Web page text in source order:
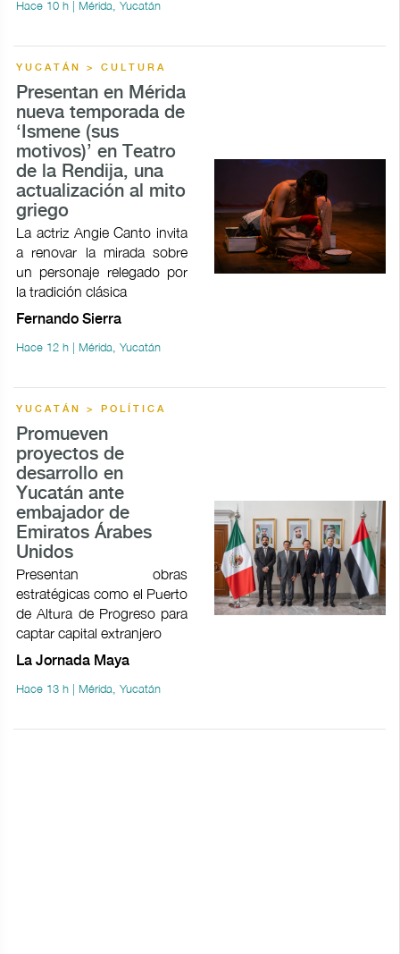
Hace 10 h | Mérida, Yucatán
YUCATÁN > CULTURA
Presentan en Mérida
nueva temporada de
‘Ismene (sus
motivos)’ en Teatro
de la Rendija, una
actualización al mito
griego
La actriz Angie Canto invita
a renovar la mirada sobre
un personaje relegado por
la tradición clásica
Fernando Sierra
Hace 12 h | Mérida, Yucatán
YUCATÁN > POLÍTICA
Promueven
proyectos de
desarrollo en
Yucatán ante
embajador de
Emiratos Árabes
Unidos
Presentan obras
estratégicas como el Puerto
de Altura de Progreso para
captar capital extranjero
La Jornada Maya
Hace 13 h | Mérida, Yucatán